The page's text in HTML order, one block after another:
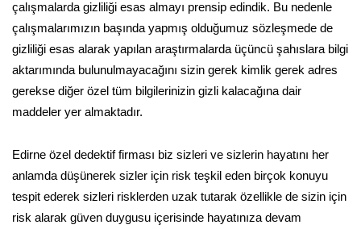
çalışmalarda gizliliği esas almayı prensip edindik. Bu nedenle
çalışmalarımızın başında yapmış olduğumuz sözleşmede de
gizliliği esas alarak yapılan araştırmalarda üçüncü şahıslara bilgi
aktarımında bulunulmayacağını sizin gerek kimlik gerek adres
gerekse diğer özel tüm bilgilerinizin gizli kalacağına dair
maddeler yer almaktadır.
Edirne özel dedektif firması biz sizleri ve sizlerin hayatını her
anlamda düşünerek sizler için risk teşkil eden birçok konuyu
tespit ederek sizleri risklerden uzak tutarak özellikle de sizin için
risk alarak güven duygusu içerisinde hayatınıza devam